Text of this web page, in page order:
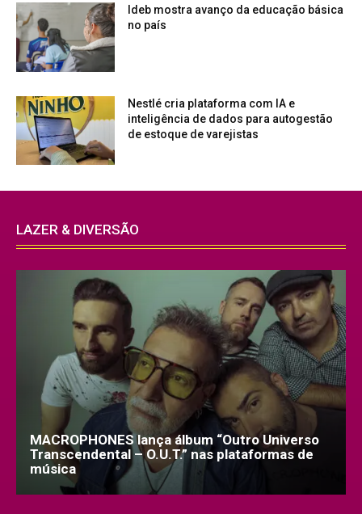
Ideb mostra avanço da educação básica
no país
Nestlé cria plataforma com IA e
inteligência de dados para autogestão
de estoque de varejistas
LAZER & DIVERSÃO
MACROPHONES lança álbum “Outro Universo
Transcendental – O.U.T.” nas plataformas de
música